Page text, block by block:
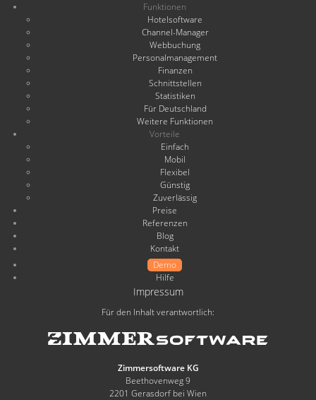
Funktionen
Hotelsoftware
Channel-Manager
Webbuchung
Personalmanagement
Finanzen
Schnittstellen
Statistiken
Für Deutschland
Weitere Funktionen
Vorteile
Einfach
Mobil
Flexibel
Günstig
Zuverlässig
Preise
Referenzen
Blog
Kontakt
Demo
Hilfe
Impressum
Für den Inhalt verantwortlich:
Zimmersoftware KG
Beethovenweg 9
2201 Gerasdorf bei Wien